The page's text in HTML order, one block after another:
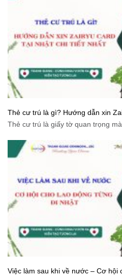
Thẻ cư trú là gì? Hướng dẫn xin
Thẻ cư trú là giấy tờ quan trọng
Việc làm sau khi về nước – Cơ hội